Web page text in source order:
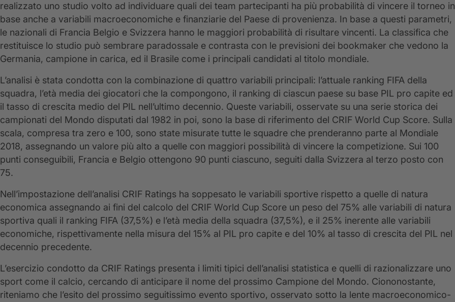
realizzato uno studio volto ad individuare quali dei team partecipanti ha più probabilità di vincere il torneo in
base anche a variabili macroeconomiche e finanziarie del Paese di provenienza. In base a questi parametri,
le nazionali di Francia Belgio e Svizzera hanno le maggiori probabilità di risultare vincenti. La classifica che
restituisce lo studio può sembrare paradossale e contrasta con le previsioni dei bookmaker che vedono la
Germania, campione in carica, ed il Brasile come i principali candidati al titolo mondiale.
L’analisi è stata condotta con la combinazione di quattro variabili principali: l’attuale ranking FIFA della
squadra, l’età media dei giocatori che la compongono, il ranking di ciascun paese su base PIL pro capite ed
il tasso di crescita medio del PIL nell’ultimo decennio. Queste variabili, osservate su una serie storica dei
campionati del Mondo disputati dal 1982 in poi, sono la base di riferimento del CRIF World Cup Score. Sulla
scala, compresa tra zero e 100, sono state misurate tutte le squadre che prenderanno parte al Mondiale
2018, assegnando un valore più alto a quelle con maggiori possibilità di vincere la competizione. Sui 100
punti conseguibili, Francia e Belgio ottengono 90 punti ciascuno, seguiti dalla Svizzera al terzo posto con
75.
Nell’impostazione dell’analisi CRIF Ratings ha soppesato le variabili sportive rispetto a quelle di natura
economica assegnando ai fini del calcolo del CRIF World Cup Score un peso del 75% alle variabili di natura
sportiva quali il ranking FIFA (37,5%) e l’età media della squadra (37,5%), e il 25% inerente alle variabili
economiche, rispettivamente nella misura del 15% al PIL pro capite e del 10% al tasso di crescita del PIL nel
decennio precedente.
L’esercizio condotto da CRIF Ratings presenta i limiti tipici dell’analisi statistica e quelli di razionalizzare uno
sport come il calcio, cercando di anticipare il nome del prossimo Campione del Mondo. Ciononostante,
riteniamo che l’esito del prossimo seguitissimo evento sportivo, osservato sotto la lente macroeconomico-